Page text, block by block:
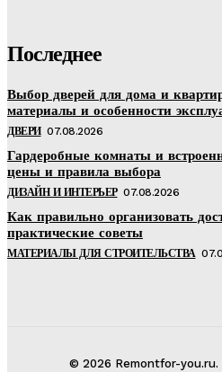
Последнее
Выбор дверей для дома и
материалы и особенности
ДВЕРИ 07.08.2026
Гардеробные комнаты и
цены и правила выбора
ДИЗАЙН И ИНТЕРЬЕР 07.08.2026
Как правильно организовать
практические советы
МАТЕРИАЛЫ ДЛЯ СТРОИТЕЛЬСТВА
© 2026 Remontfor-you.ru.